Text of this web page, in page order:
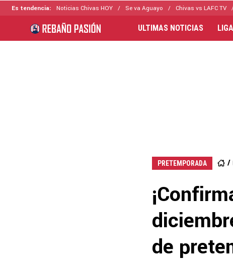
Es tendencia: Noticias Chivas HOY Se va Aguayo Chivas vs LAFC TV
ULTIMAS NOTICIAS
PRETEMPORADA
de